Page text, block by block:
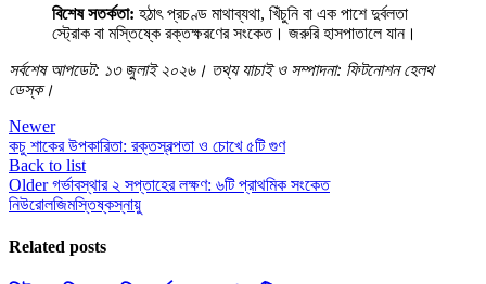
বিশেষ সতর্কতা: হঠাৎ প্রচণ্ড মাথাব্যথা, খিঁচুনি বা এক পাশে দুর্বলতা
স্ট্রোক বা মস্তিষ্কে রক্তক্ষরণের সংকেত। জরুরি হাসপাতালে যান।
সর্বশেষ আপডেট: ১৩ জুলাই ২০২৬। তথ্য যাচাই ও সম্পাদনা: ফিটনোশন হেলথ
ডেস্ক।
Newer
কচু শাকের উপকারিতা: রক্তস্বল্পতা ও চোখে ৫টি গুণ
Back to list
Older গর্ভাবস্থার ২ সপ্তাহের লক্ষণ: ৬টি প্রাথমিক সংকেত
নিউরোলজিমস্তিষ্কস্নায়ু
Related posts